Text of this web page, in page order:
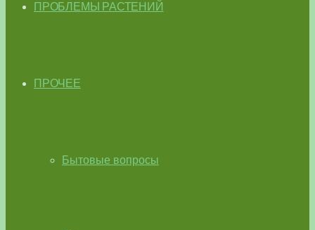
ПРОБЛЕМЫ РАСТЕНИЙ
ПРОЧЕЕ
Бытовые вопросы